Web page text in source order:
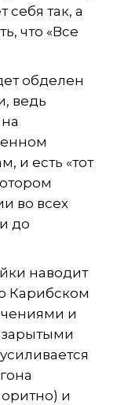
себя так, а
что «Все
обделен
ведь
и есть «тот
во всех
до
наводит
Карибском
и
и